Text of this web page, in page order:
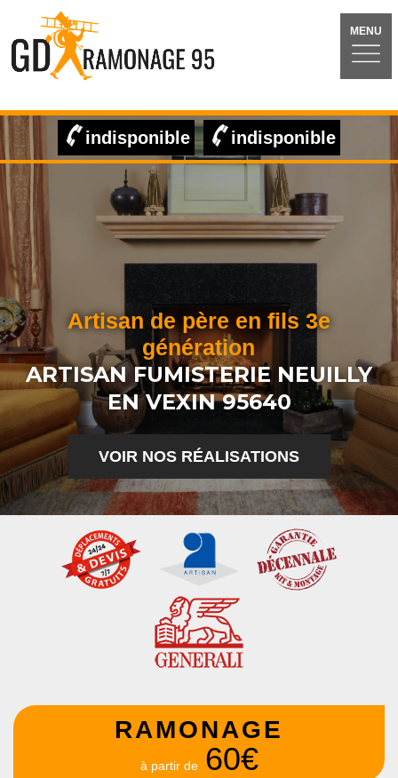
MENU
indisponible indisponible
Artisan de père en fils 3e
génération
ARTISAN FUMISTERIE NEUILLY
EN VEXIN 95640
VOIR NOS RÉALISATIONS
RAMONAGE
à partir de 60€